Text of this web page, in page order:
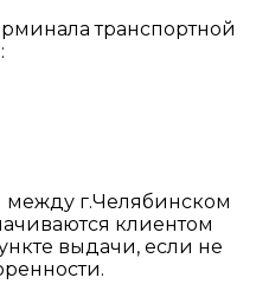
транспортной
г.Челябинском
клиентом
выдачи, если не